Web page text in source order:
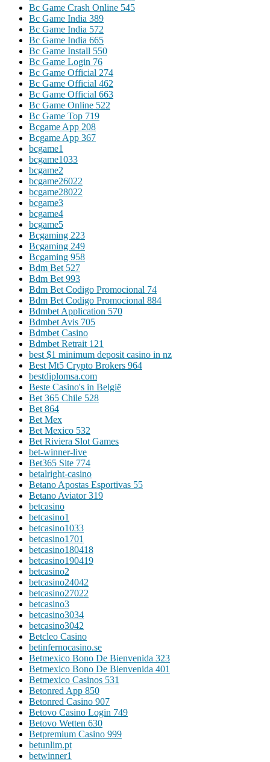
Bc Game Crash Online 545
Bc Game India 389
Bc Game India 572
Bc Game India 665
Bc Game Install 550
Bc Game Login 76
Bc Game Official 274
Bc Game Official 462
Bc Game Official 663
Bc Game Online 522
Bc Game Top 719
Bcgame App 208
Bcgame App 367
bcgame1
bcgame1033
bcgame2
bcgame26022
bcgame28022
bcgame3
bcgame4
bcgame5
Bcgaming 223
Bcgaming 249
Bcgaming 958
Bdm Bet 527
Bdm Bet 993
Bdm Bet Codigo Promocional 74
Bdm Bet Codigo Promocional 884
Bdmbet Application 570
Bdmbet Avis 705
Bdmbet Casino
Bdmbet Retrait 121
best $1 minimum deposit casino in nz
Best Mt5 Crypto Brokers 964
bestdiplomsa.com
Beste Casino's in België
Bet 365 Chile 528
Bet 864
Bet Mex
Bet Mexico 532
Bet Riviera Slot Games
bet-winner-live
Bet365 Site 774
betalright-casino
Betano Apostas Esportivas 55
Betano Aviator 319
betcasino
betcasino1
betcasino1033
betcasino1701
betcasino180418
betcasino190419
betcasino2
betcasino24042
betcasino27022
betcasino3
betcasino3034
betcasino3042
Betcleo Casino
betinfernocasino.se
Betmexico Bono De Bienvenida 323
Betmexico Bono De Bienvenida 401
Betmexico Casinos 531
Betonred App 850
Betonred Casino 907
Betovo Casino Login 749
Betovo Wetten 630
Betpremium Casino 999
betunlim.pt
betwinner1